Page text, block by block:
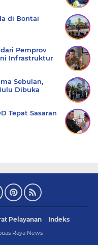
di Bontai
Pemprov
Infrastruktur
Sebulan,
Dibuka
Tepat Sasaran
Pelayanan Indeks
Raya News